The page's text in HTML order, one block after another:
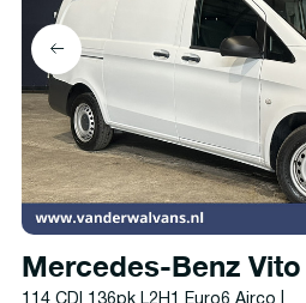
Mercedes-Benz Vito